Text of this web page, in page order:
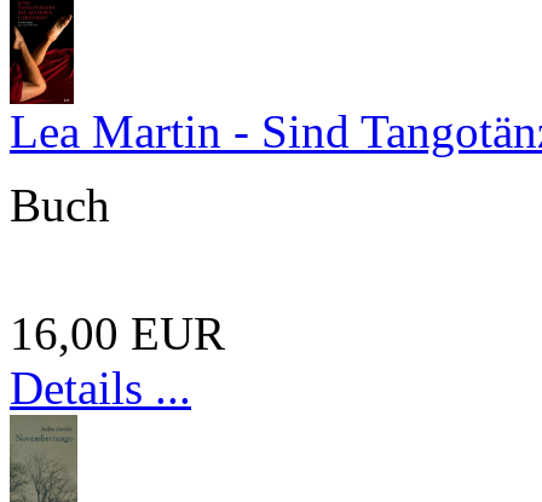
Lea Martin - Sind
Buch
16,00 EUR
Details ...